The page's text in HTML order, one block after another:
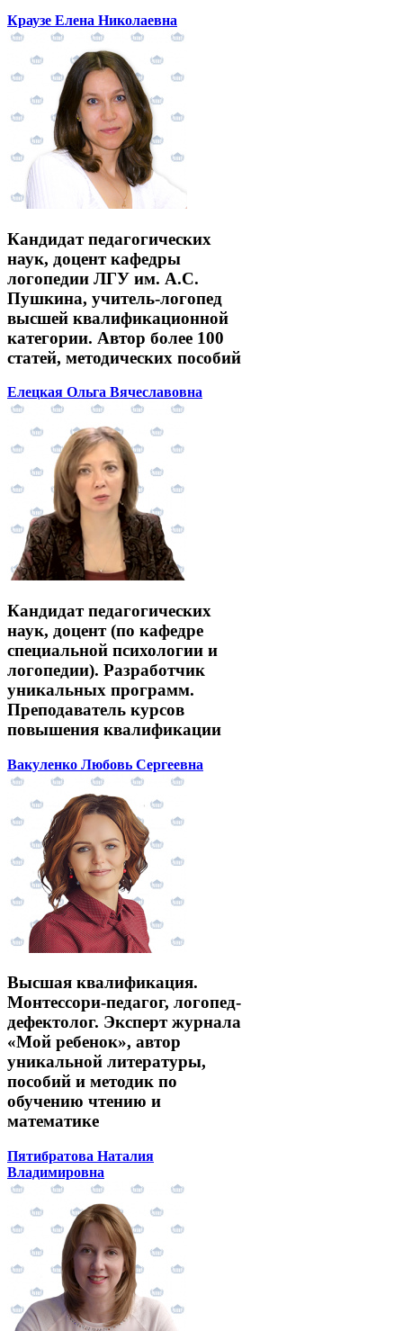
Краузе Елена Николаевна
Кандидат педагогических
наук, доцент кафедры
логопедии ЛГУ им. А.С.
Пушкина, учитель-логопед
высшей квалификационной
категории. Автор более 100
статей, методических пособий
Елецкая Ольга Вячеславовна
Кандидат педагогических
наук, доцент (по кафедре
специальной психологии и
логопедии). Разработчик
уникальных программ.
Преподаватель курсов
повышения квалификации
Вакуленко Любовь Сергеевна
Высшая квалификация.
Монтессори-педагог, логопед-
дефектолог. Эксперт журнала
«Мой ребенок», автор
уникальной литературы,
пособий и методик по
обучению чтению и
математике
Пятибратова Наталия
Владимировна